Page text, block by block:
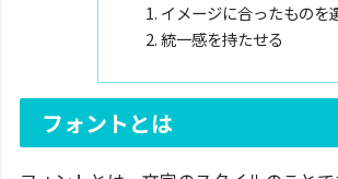
イメージに合ったものを
統一感を持たせる
フォントとは